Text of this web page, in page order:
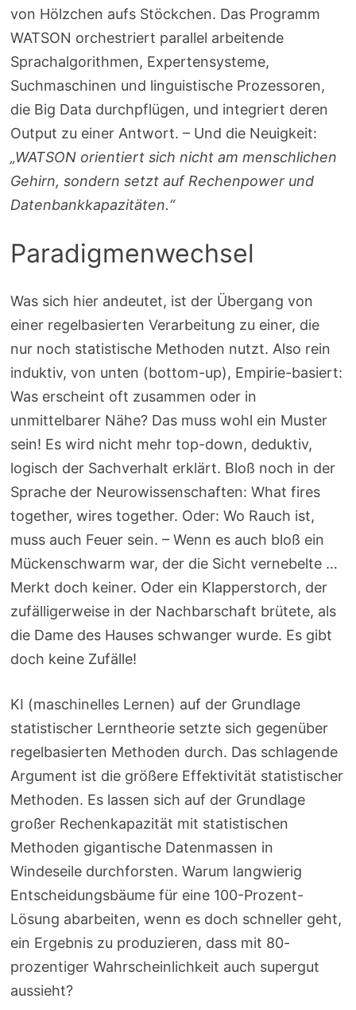
von Hölzchen aufs Stöckchen. Das Programm
WATSON orchestriert parallel arbeitende
Sprachalgorithmen, Expertensysteme,
Suchmaschinen und linguistische Prozessoren,
die Big Data durchpflügen, und integriert deren
Output zu einer Antwort. – Und die Neuigkeit:
„WATSON orientiert sich nicht am menschlichen
Gehirn, sondern setzt auf Rechenpower und
Datenbankkapazitäten.“
Paradigmenwechsel
Was sich hier andeutet, ist der Übergang von
einer regelbasierten Verarbeitung zu einer, die
nur noch statistische Methoden nutzt. Also rein
induktiv, von unten (bottom-up), Empirie-basiert:
Was erscheint oft zusammen oder in
unmittelbarer Nähe? Das muss wohl ein Muster
sein! Es wird nicht mehr top-down, deduktiv,
logisch der Sachverhalt erklärt. Bloß noch in der
Sprache der Neurowissenschaften: What fires
together, wires together. Oder: Wo Rauch ist,
muss auch Feuer sein. – Wenn es auch bloß ein
Mückenschwarm war, der die Sicht vernebelte …
Merkt doch keiner. Oder ein Klapperstorch, der
zufälligerweise in der Nachbarschaft brütete, als
die Dame des Hauses schwanger wurde. Es gibt
doch keine Zufälle!
KI (maschinelles Lernen) auf der Grundlage
statistischer Lerntheorie setzte sich gegenüber
regelbasierten Methoden durch. Das schlagende
Argument ist die größere Effektivität statistischer
Methoden. Es lassen sich auf der Grundlage
großer Rechenkapazität mit statistischen
Methoden gigantische Datenmassen in
Windeseile durchforsten. Warum langwierig
Entscheidungsbäume für eine 100-Prozent-
Lösung abarbeiten, wenn es doch schneller geht,
ein Ergebnis zu produzieren, dass mit 80-
prozentiger Wahrscheinlichkeit auch supergut
aussieht?